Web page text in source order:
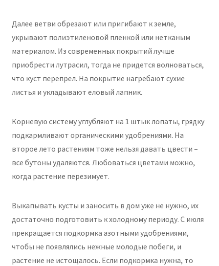
Далее ветви обрезают или пригибают к земле,
укрывают полиэтиленовой пленкой или нетканым
материалом. Из современных покрытий лучше
приобрести лутрасил, тогда не придется волноваться,
что куст перепрел. На покрытие нагребают сухие
листья и укладывают еловый лапник.
Корневую систему углубляют на 1 штык лопаты, грядку
подкармливают органическими удобрениями. На
второе лето растениям тоже нельзя давать цвести –
все бутоны удаляются. Любоваться цветами можно,
когда растение перезимует.
Выкапывать кусты и заносить в дом уже не нужно, их
достаточно подготовить к холодному периоду. С июля
прекращается подкормка азотными удобрениями,
чтобы не появлялись нежные молодые побеги, и
растение не истощалось. Если подкормка нужна, то